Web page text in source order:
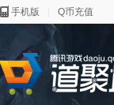
手机版 Q币充值